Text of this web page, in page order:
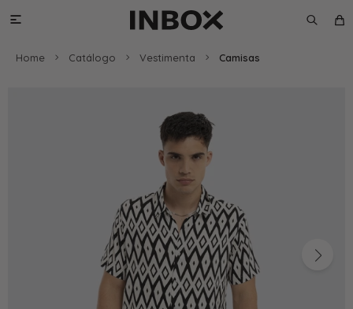

Home Catálogo Vestimenta Camisas